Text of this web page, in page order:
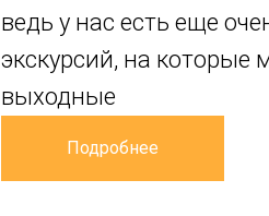
ведь у нас есть еще
экскурсий, на
выходные
Подробнее